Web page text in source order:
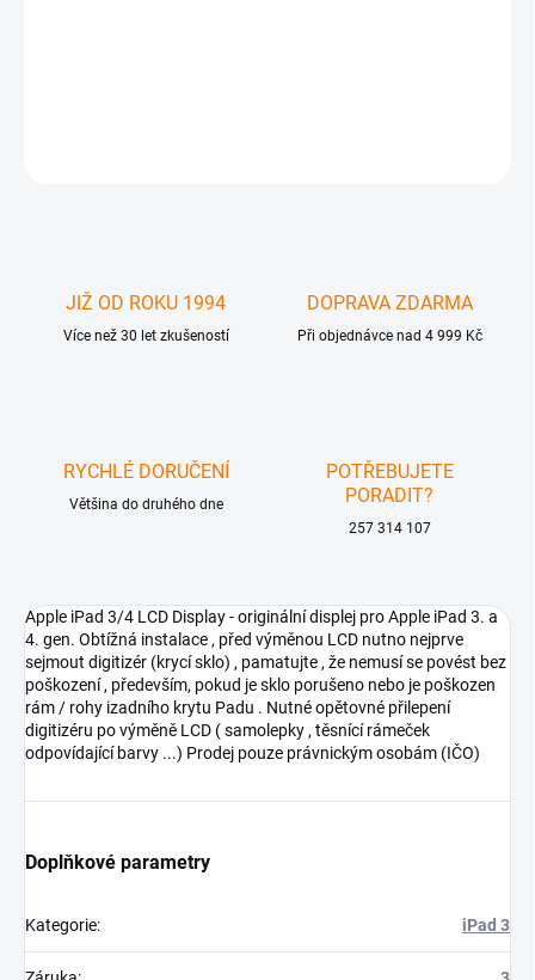
JIŽ OD ROKU 1994
Více než 30 let zkušeností
DOPRAVA ZDARMA
Při objednávce nad 4 999 Kč
RYCHLÉ DORUČENÍ
Většina do druhého dne
POTŘEBUJETE
PORADIT?
257 314 107
Apple iPad 3/4 LCD Display - originální displej pro Apple iPad 3. a
4. gen. Obtížná instalace , před výměnou LCD nutno nejprve
sejmout digitizér (krycí sklo) , pamatujte , že nemusí se povést bez
poškození , především, pokud je sklo porušeno nebo je poškozen
rám / rohy izadního krytu Padu . Nutné opětovné přilepení
digitizéru po výměně LCD ( samolepky , těsnící rámeček
odpovídající barvy ...) Prodej pouze právnickým osobám (IČO)
Doplňkové parametry
Kategorie: iPad 3